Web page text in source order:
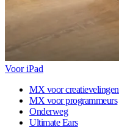
Voor iPad
MX voor creatievelingen
MX voor programmeurs
Onderweg
Ultimate Ears